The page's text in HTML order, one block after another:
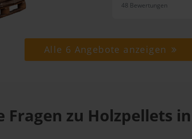
48 Bewertungen
Alle 6 Angebote anzeigen
Fragen zu Holzpellets